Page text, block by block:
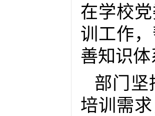
在学校
训工作
善知识
部门坚
培训需